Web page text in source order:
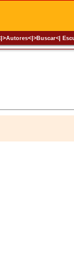
|>Autores<|>Buscar<|